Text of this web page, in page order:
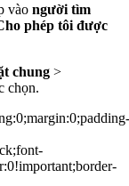
vào người tìm
phép tôi được
chung >
chọn.